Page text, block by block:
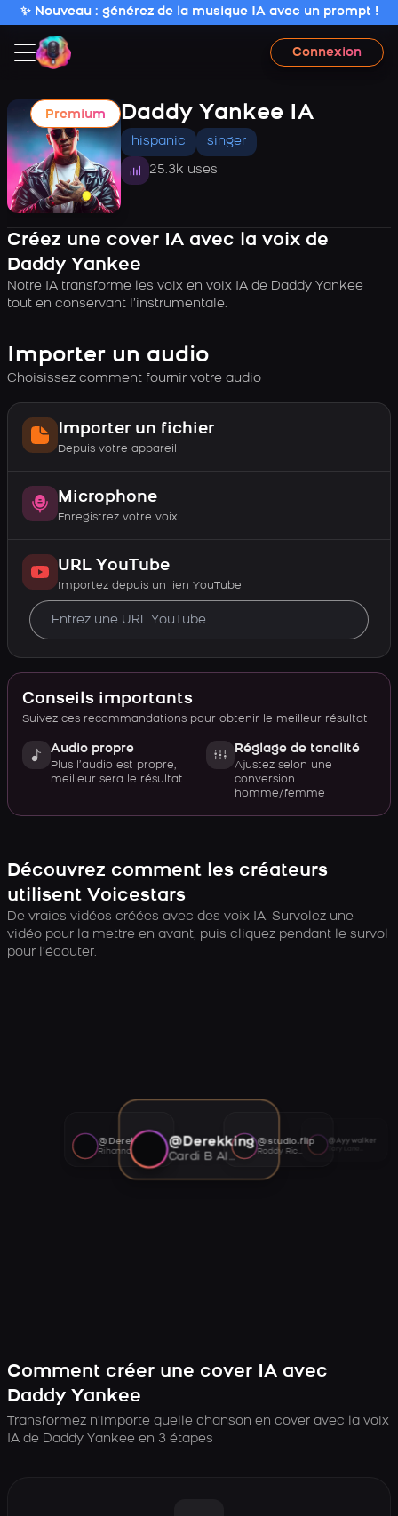
✨ Nouveau : générez de la musique IA avec un prompt !
Connexion
Premium Daddy Yankee IA
hispanic singer
25.3k uses
Créez une cover IA avec la voix de
Daddy Yankee
Notre IA transforme les voix en voix IA de Daddy Yankee
tout en conservant l’instrumentale.
Importer un audio
Choisissez comment fournir votre audio
Importer un fichier
Depuis votre appareil
Microphone
Enregistrez votre voix
URL YouTube
Importez depuis un lien YouTube
Conseils importants
Suivez ces recommandations pour obtenir le meilleur résultat
Audio propre
Plus l’audio est propre,
meilleur sera le résultat
Réglage de tonalité
Ajustez selon une
conversion
homme/femme
Découvrez comment les créateurs
utilisent Voicestars
De vraies vidéos créées avec des voix IA. Survolez une
vidéo pour la mettre en avant, puis cliquez pendant le survol
pour l’écouter.
@Derekking
Cardi B AI voice
@studio.flip
Roddy Ricch AI voice
@Ayywalker
@Derekking
Rihanna AI voice
Comment créer une cover IA avec
Daddy Yankee
Transformez n’importe quelle chanson en cover avec la voix
IA de Daddy Yankee en 3 étapes